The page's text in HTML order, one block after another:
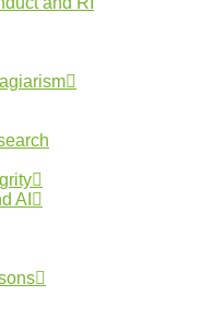
AI
Gespräch
stattfinden.
sind
gegen
e.V.
und